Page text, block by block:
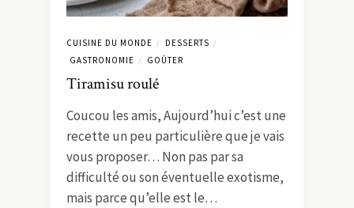
CUISINE DU MONDE / DESSERTS /
GASTRONOMIE / GOÛTER
Tiramisu roulé
Coucou les amis, Aujourd’hui c’est une
recette un peu particulière que je vais
vous proposer… Non pas par sa
difficulté ou son éventuelle exotisme,
mais parce qu’elle est le…